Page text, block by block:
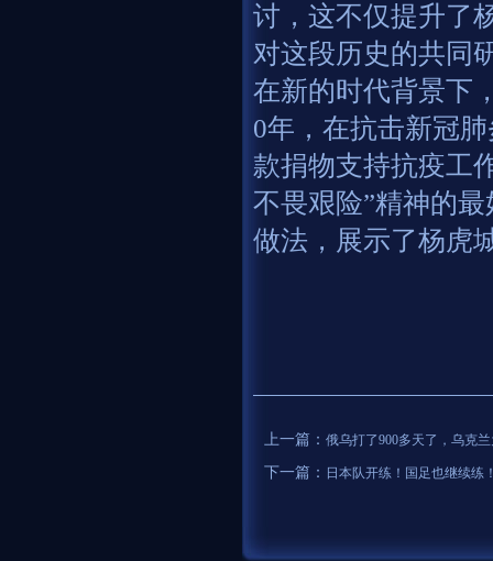
讨，这不仅提升了
对这段历史的共同
在新的时代背景下
0年，在抗击新冠
款捐物支持抗疫工
不畏艰险”精神的
做法，展示了杨虎
上一篇： 俄乌打了900多天了，乌克
下一篇： 日本队开练！国足也继续练